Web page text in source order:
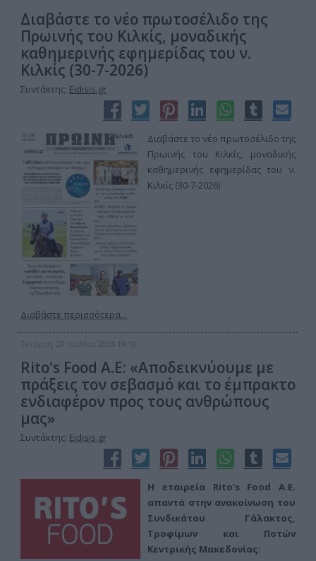
Διαβάστε το νέο πρωτοσέλιδο της
Πρωινής του Κιλκίς, μοναδικής
καθημερινής εφημερίδας του ν.
Κιλκίς (30-7-2026)
Συντάκτης: Eidisis.gr
Διαβάστε το νέο πρωτοσέλιδο της
Πρωινής του Κιλκίς, μοναδικής
καθημερινής εφημερίδας του ν.
Κιλκίς (30-7-2026)
Διαβάστε περισσότερα...
Τετάρτη, 29 Ιουλίου 2026 19:10
Rito's Food A.E: «Αποδεικνύουμε με
πράξεις τον σεβασμό και το έμπρακτο
ενδιαφέρον προς τους ανθρώπους
μας»
Συντάκτης: Eidisis.gr
Η εταιρεία Rito's Food A.E.
απαντά στην ανακοίνωση του
Συνδικάτου Γάλακτος,
Τροφίμων και Ποτών
Κεντρικής Μακεδονίας: